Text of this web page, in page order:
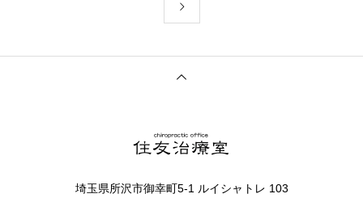
埼玉県所沢市御幸町5-1 ルイシャトレ 103